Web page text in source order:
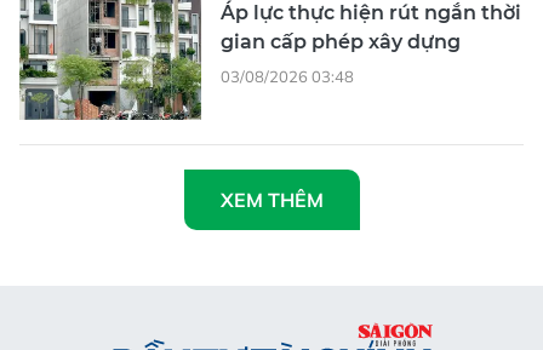
Áp lực thực hiện rút ngắn thời
gian cấp phép xây dựng
03/08/2026 03:48
XEM THÊM